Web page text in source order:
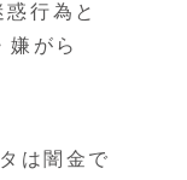
行為と
嫌がら
は闇金で